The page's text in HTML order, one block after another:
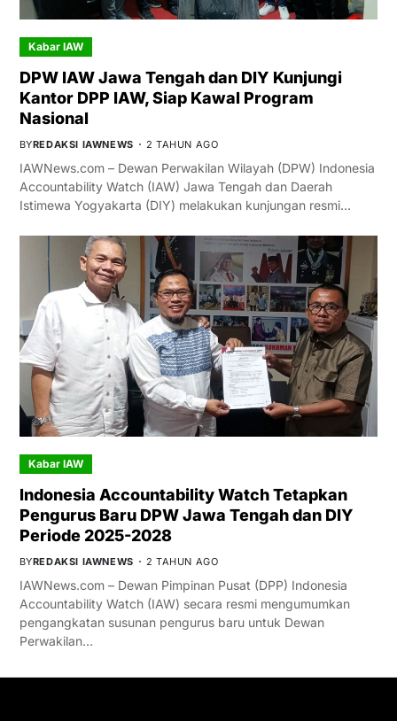
Kabar IAW
DPW IAW Jawa Tengah dan DIY Kunjungi
Kantor DPP IAW, Siap Kawal Program
Nasional
BYREDAKSI IAWNEWS 2 TAHUN AGO
IAWNews.com – Dewan Perwakilan Wilayah (DPW) Indonesia
Accountability Watch (IAW) Jawa Tengah dan Daerah
Istimewa Yogyakarta (DIY) melakukan kunjungan resmi…
Kabar IAW
Indonesia Accountability Watch Tetapkan
Pengurus Baru DPW Jawa Tengah dan DIY
Periode 2025-2028
BYREDAKSI IAWNEWS 2 TAHUN AGO
IAWNews.com – Dewan Pimpinan Pusat (DPP) Indonesia
Accountability Watch (IAW) secara resmi mengumumkan
pengangkatan susunan pengurus baru untuk Dewan
Perwakilan…